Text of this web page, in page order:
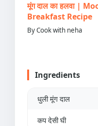
मूंग दाल का हलवा |
Breakfast Recipe
By Cook with neha
Ingredients
धुली मूंग दाल
कप देसी घी